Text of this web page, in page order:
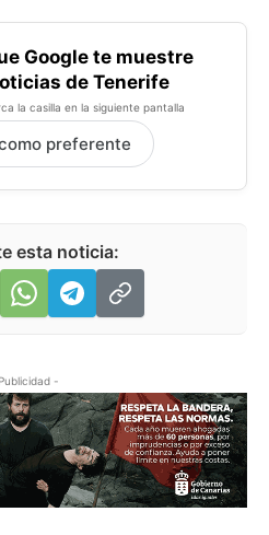
Google te muestre
de Tenerife
la casilla en la siguiente pantalla
preferente
esta noticia:
-